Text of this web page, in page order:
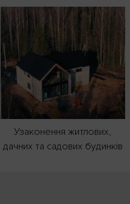
Узаконення житлових,
дачних та садових будинків